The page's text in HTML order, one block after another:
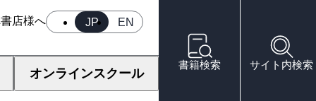
JP EN
書店様へ
オンラインスクール
書籍検索 サイト内検索